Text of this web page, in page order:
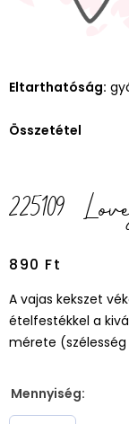
Eltarthatóság:
Összetétel
225109
890 Ft
A vajas kekszet
ételfestékkel a
mérete
Mennyiség: